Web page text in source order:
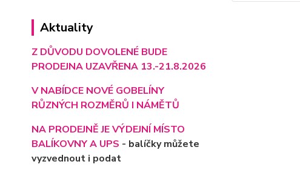
Aktuality
Z DŮVODU DOVOLENÉ BUDE
PRODEJNA UZAVŘENA 13.-21.8.2026
V NABÍDCE NOVÉ GOBELÍNY
RŮZNÝCH ROZMĚRŮ I NÁMĚTŮ
NA PRODEJNĚ JE VÝDEJNÍ MÍSTO
BALÍKOVNY A UPS - balíčky můžete
vyzvednout i podat